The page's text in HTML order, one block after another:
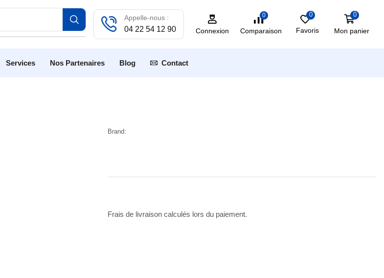
Appelle-nous :
04 22 54 12 90 Connexion
0
Comparaison
0
Favoris
0
Mon panier
Services Nos Partenaires Blog Contact
Brand:
Frais de livraison calculés lors du paiement.